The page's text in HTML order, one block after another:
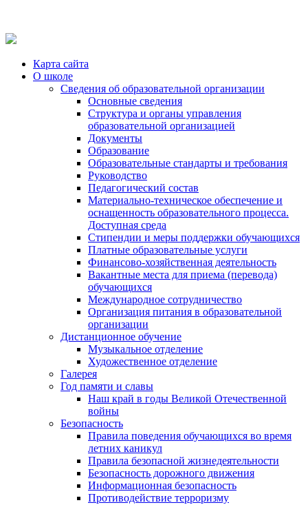
Карта сайта
О школе
Сведения об образовательной организации
Основные сведения
Структура и органы управления
образовательной организацией
Документы
Образование
Образовательные стандарты и требования
Руководство
Педагогический состав
Материально-техническое обеспечение и
оснащенность образовательного процесса.
Доступная среда
Стипендии и меры поддержки обучающихся
Платные образовательные услуги
Финансово-хозяйственная деятельность
Вакантные места для приема (перевода)
обучающихся
Международное сотрудничество
Организация питания в образовательной
организации
Дистанционное обучение
Музыкальное отделение
Художественное отделение
Галерея
Год памяти и славы
Наш край в годы Великой Отечественной
войны
Безопасность
Правила поведения обучающихся во время
летних каникул
Правила безопасной жизнедеятельности
Безопасность дорожного движения
Информационная безопасность
Противодействие терроризму